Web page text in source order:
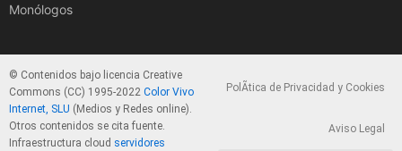
Monólogos
© Contenidos bajo licencia Creative
Commons (CC) 1995-2022 Color Vivo
Internet, SLU (Medios y Redes online).
Otros contenidos se cita fuente.
Infraestructura cloud servidores
PolÃ­tica de Privacidad y Cookies
Aviso Legal